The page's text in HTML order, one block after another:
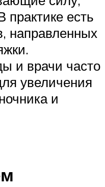
практике есть
направленных
и врачи часто
увеличения
и